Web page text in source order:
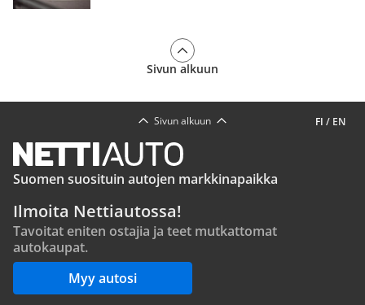
Sivun alkuun
FI / EN
Sivun alkuun
Suomen suosituin autojen markkinapaikka
Ilmoita Nettiautossa!
Tavoitat eniten ostajia ja teet mutkattomat
autokaupat.
Myy autosi